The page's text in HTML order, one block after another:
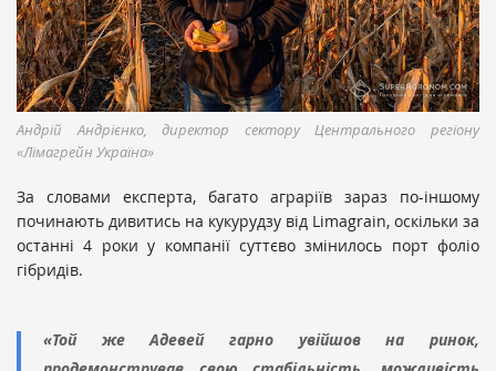
Андрій Андрієнко, директор сектору Центрального регіону
«Лімагрейн Україна»
За словами експерта, багато аграріїв зараз по-іншому
починають дивитись на кукурудзу від Limagrain, оскільки за
останні 4 роки у компанії суттєво змінилось порт фоліо
гібридів.
«Той же Адевей гарно увійшов на ринок,